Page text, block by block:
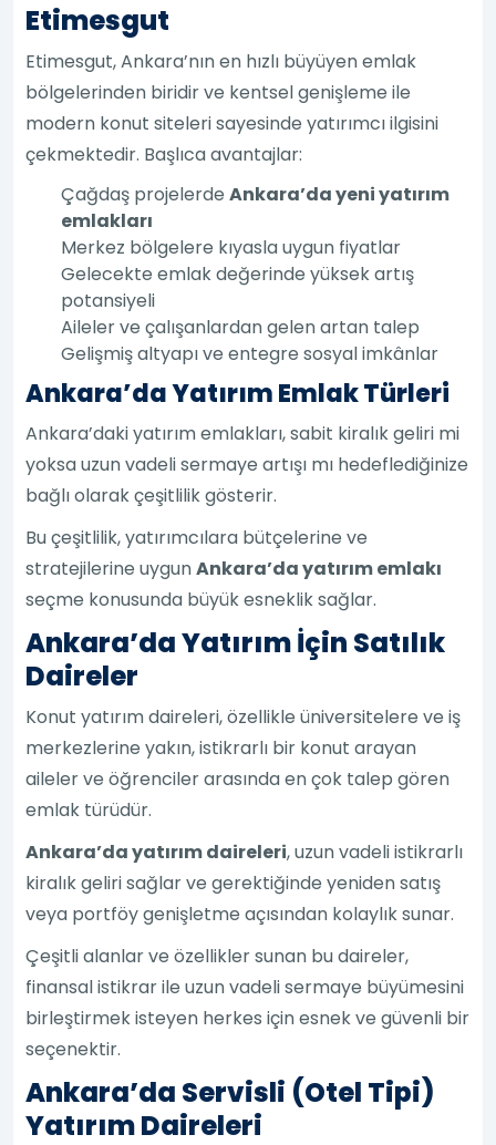
Etimesgut
Etimesgut, Ankara’nın en hızlı büyüyen emlak
bölgelerinden biridir ve kentsel genişleme ile
modern konut siteleri sayesinde yatırımcı ilgisini
çekmektedir. Başlıca avantajlar:
Çağdaş projelerdeAnkara’da yeni yatırım
emlakları
Merkez bölgelere kıyasla uygun fiyatlar
Gelecekte emlak değerinde yüksek artış
potansiyeli
Aileler ve çalışanlardan gelen artan talep
Gelişmiş altyapı ve entegre sosyal imkânlar
Ankara’da Yatırım Emlak Türleri
Ankara’daki yatırım emlakları, sabit kiralık geliri mi
yoksa uzun vadeli sermaye artışı mı hedeflediğinize
bağlı olarak çeşitlilik gösterir.
Bu çeşitlilik, yatırımcılara bütçelerine ve
stratejilerine uygunAnkara’da yatırım emlakı
seçme konusunda büyük esneklik sağlar.
Ankara’da Yatırım İçin Satılık
Daireler
Konut yatırım daireleri, özellikle üniversitelere ve iş
merkezlerine yakın, istikrarlı bir konut arayan
aileler ve öğrenciler arasında en çok talep gören
emlak türüdür.
Ankara’da yatırım daireleri, uzun vadeli istikrarlı
kiralık geliri sağlar ve gerektiğinde yeniden satış
veya portföy genişletme açısından kolaylık sunar.
Çeşitli alanlar ve özellikler sunan bu daireler,
finansal istikrar ile uzun vadeli sermaye büyümesini
birleştirmek isteyen herkes için esnek ve güvenli bir
seçenektir.
Ankara’da Servisli (Otel Tipi)
Yatırım Daireleri